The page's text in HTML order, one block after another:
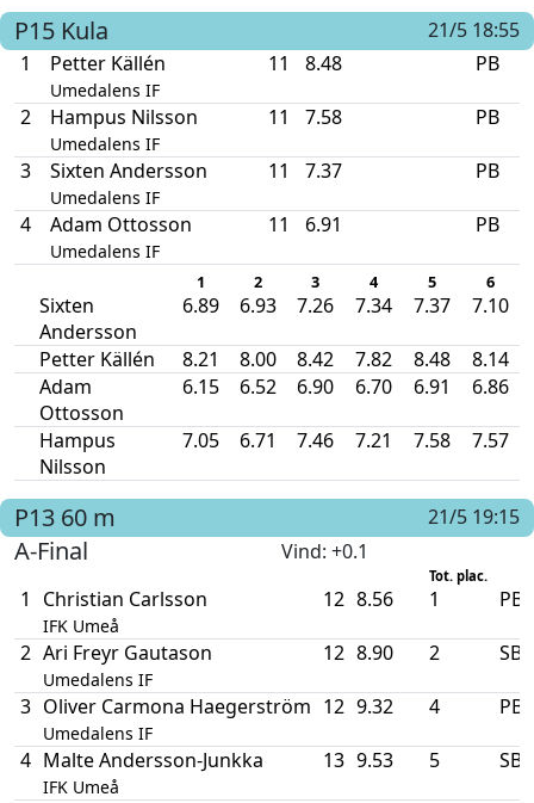
P15 Kula
21/5 18:55
1
Petter Källén
Umedalens IF
11 8.48 PB
2 Hampus Nilsson
Umedalens IF
11 7.58 PB
3 Sixten Andersson
Umedalens IF
11 7.37 PB
4 Adam Ottosson
Umedalens IF
11 6.91 PB
1 2 3 4 5 6
Sixten
Andersson
6.89 6.93 7.26 7.34 7.37 7.10
Petter Källén 8.21 8.00 8.42 7.82 8.48
8.14
Adam
Ottosson
6.15 6.52 6.90 6.70 6.91 6.86
Hampus
Nilsson
7.05 6.71 7.46 7.21 7.58 7.57
P13 60 m 21/5 19:15
A-Final Vind: +0.1
Tot. plac.
1 Christian Carlsson
IFK Umeå
12 8.56 1 PB
2 Ari Freyr Gautason
Umedalens IF
12 8.90 2 SB
3 Oliver Carmona Haegerström
Umedalens IF
12 9.32 4 PB
4 Malte Andersson-Junkka
IFK Umeå
13 9.53 5 SB